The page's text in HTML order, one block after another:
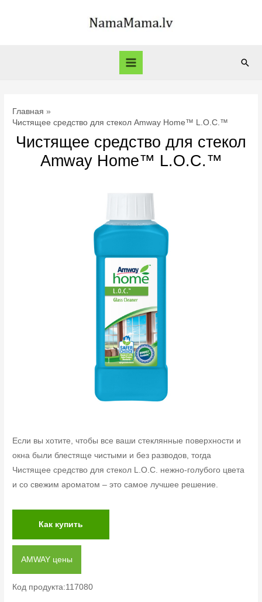
Main
Главная
Чистящее средство для стекол Amway Home™ L.O.C.™
Чистящее средство для стекол
Amway Home™ L.O.C.™
Если вы хотите, чтобы все ваши стеклянные поверхности и
окна были блестяще чистыми и без разводов, тогда
Чистящее средство для стекол L.O.C. нежно-голубого цвета
и со свежим ароматом – это самое лучшее решение.
Как купить
AMWAY цены
Код продукта:117080